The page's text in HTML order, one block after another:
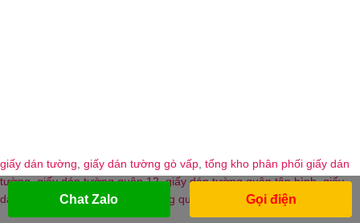
giấy dán tường giấy dán tường gò vấp tổng kho phân phối giấy dán
tường,giấy dán tường quận 12,giấy dán tường quận tân bình,giấy
dán tường quận 2 ,giấy dán tường quận bình tân
Chat Zalo Gọi điện